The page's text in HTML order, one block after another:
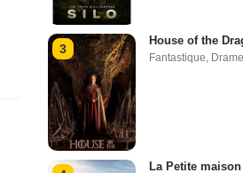
3
House of the
Fantastique, Drame
La Petite